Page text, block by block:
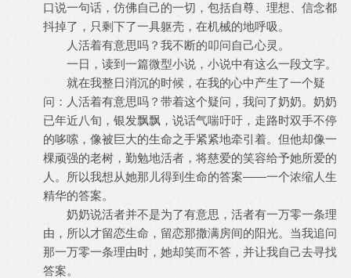
口说一句话，仿佛自己的一切，包括自尊、理想、信念都
抖掉了，只剩下了一具躯壳，在机械的地呼吸。
人活着有意思吗？我不断的叩问自己心灵。
一日，读到一篇微型小说，小说中有这么一段文字。
就在我整日消沉的时候，在我的心中产生了一个疑
问：人活着有意思吗？带着这个疑问，我问了奶奶。奶奶
已年近八旬，银发飘飘，说话气喘吁吁，走路时双手不停
的哆嗦，像被巨大的生命之手紧紧地牵引着。但他却像一
棵顽强的老树，勤勉地活者，将慈爱的笑容给予她所爱的
人。所以我想从她那儿得到生命的答案——一个浓缩人生
精华的答案。
奶奶说活者并不是为了有意思，活者有一万零一条理
由，所以才留恋生命，留恋那撒满房间的阳光。当我追问
那一万零一条理由时，她却笑而不答，并让我自己去寻找
答案。